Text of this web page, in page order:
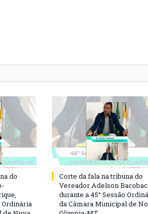
do
Ordinária
Corte da fala na tribuna do
Vereador Adelson
durante a 45° Sessão
da Câmara Municipal de